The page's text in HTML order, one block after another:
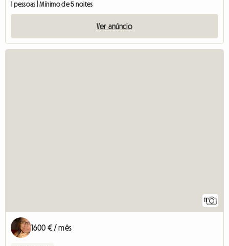
1 pessoas | Mínimo de 5 noites
Ver anúncio
11
1600 € / mês